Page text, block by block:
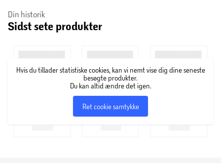
Din historik
Sidst sete produkter
Hvis du tillader statistiske cookies, kan vi nemt vise dig dine seneste
besøgte produkter.
Du kan altid ændre det igen.
Ret cookie samtykke